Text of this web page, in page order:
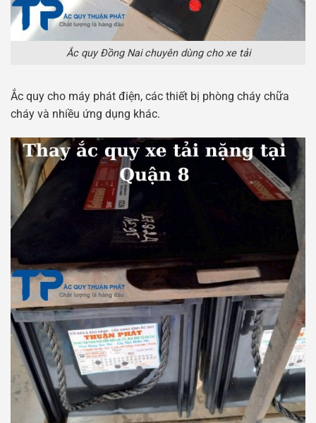
Ắc quy Đồng Nai chuyên dùng cho xe tải
Ắc quy cho máy phát điện, các thiết bị phòng cháy chữa
cháy và nhiều ứng dụng khác.